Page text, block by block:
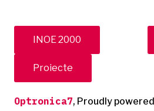
INOE 2000
Proiecte
Optronica7, Proudly